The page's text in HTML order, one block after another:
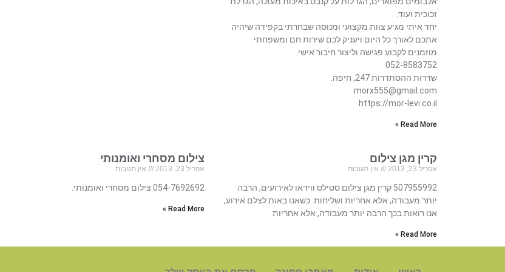
זכוכית ועוד.
יחד איתי מגיע צוות מקצועי ומנוסה שבחרתי בקפידה שיהיה
אתכם לאורך כל היום ויעניק לכם שירות חם ומשפחתי.
מוזמנים לקבוע פגישה וליצור חיבור אישי.
052-8583752
שדרות ההסתדרות 247, חיפה.
morx555@gmail.com
https://mor-levi.co.il
Read More »
קרין מגן צילום
אפריל 23, 2013 אין תגובות
507955992 קרין מגן צילום סטילס ווידאו לאירועים, הרבה
יותר מעבודה, אלא אחריות ושליחות. כשאנו באות לצלם אירוע,
אנו רואות בכך הרבה יותר מעבודה, אלא אחריות
Read More »
צילום מסחרי ואומנותי
אפריל 23, 2013 אין תגובות
054-7692692 צילום מסחרי ואומנותי.
Read More »